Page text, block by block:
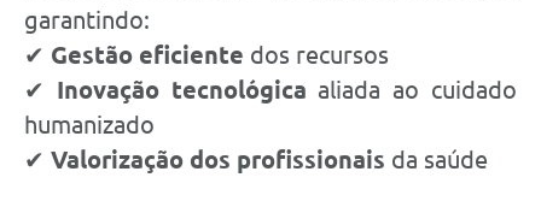
garantindo:
✔ Gestão eficiente dos recursos
✔ Inovação tecnológica aliada ao cuidado
humanizado
✔ Valorização dos profissionais da saúde